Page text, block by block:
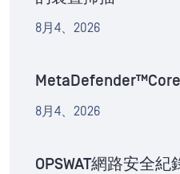
8月4、2026
8月4、2026
OPSWAT網路安全